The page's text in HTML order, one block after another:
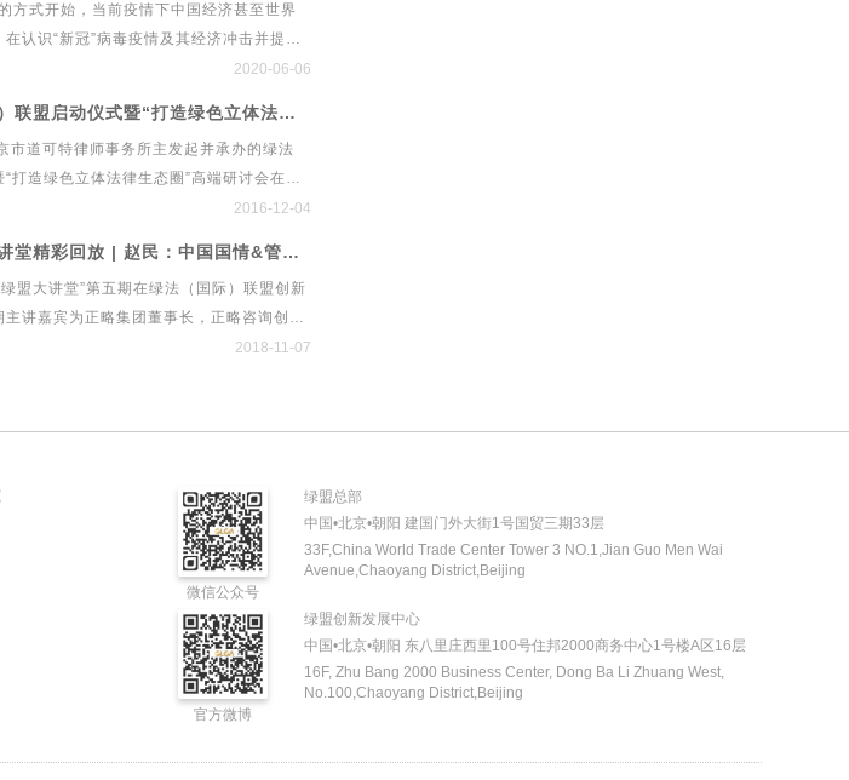
方式开始，当前疫情下中国经济甚至世界
认识“新冠”病毒疫情及其经济冲击并提出
的观点仍然存在着较大的分歧。政策先行，
达了怎样的政策导向？法律在本次经济危机
情冲击下的金融资本市场发展论坛将围绕
发展与法律规制展开深入探讨。
2020-06-06
研讨会 | 绿法（国际）联盟启动仪式暨“打造绿色立体法律生态圈”高端研讨会
道可特律师事务所主发起并承办的绿法
“打造绿色立体法律生态圈”高端研讨会在北
金融、法律、文化等领域的专家学者、行业
网、民主与法制、人民法治网、法制日报、
说法、中国律师网、《投资圈》杂志、
余家媒体进行现场报道。
2016-12-04
绿盟大讲堂 | 绿盟大讲堂精彩回放 | 赵民：中国国情&管理规律——两大维度告诉你如何在中国做管理
盟大讲堂”第五期在绿法（国际）联盟创新
讲嘉宾为正略集团董事长，正略咨询创始
中国国情和管理规律两大维度出发，对“企业
2018-11-07
微信公众号
官方微博
绿盟总部
中国•北京•朝阳 建国门外大街1号国贸三期33层
33F,China World Trade Center Tower 3 NO.1,Jian Guo Men Wai
Avenue,Chaoyang District,Beijing
绿盟创新发展中心
中国•北京•朝阳 东八里庄西里100号住邦2000商务中心1号楼A区16层
16F, Zhu Bang 2000 Business Center, Dong Ba Li Zhuang West,
No.100,Chaoyang District,Beijing